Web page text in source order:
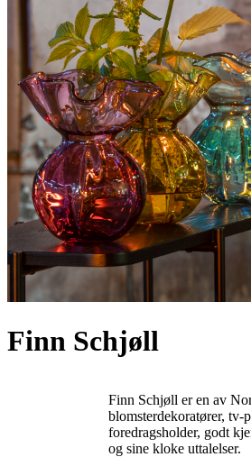
Finn Schjøll
Finn Schjøll er en av
blomsterdekoratører, tv-
foredragsholder, godt
og sine kloke uttalelser.